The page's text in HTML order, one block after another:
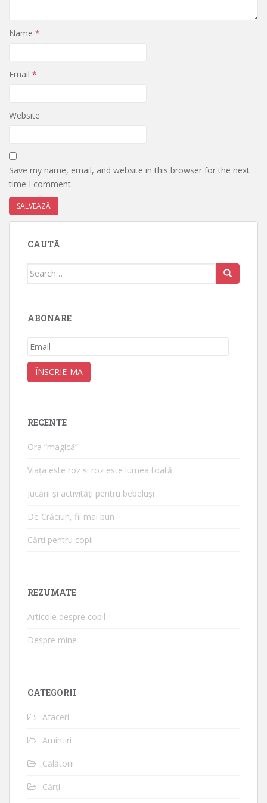
Name *
Email *
Website
Save my name, email, and website in this browser for the next
time I comment.
CAUTĂ
Search
ABONARE
Email
ÎNSCRIE-MA
RECENTE
Ora “magică”
Viața este roz și roz este lumea toată
Jucării și activități pentru bebeluși
De Crăciun, fii mai bun
Cărți pentru copii
REZUMATE
Articole despre copil
Despre mine
CATEGORII
Afaceri
Amintiri
Călătorii
Cărți